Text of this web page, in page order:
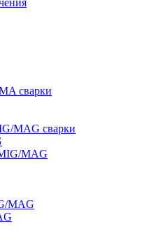
сварки
MAG сварки
MAG
MAG